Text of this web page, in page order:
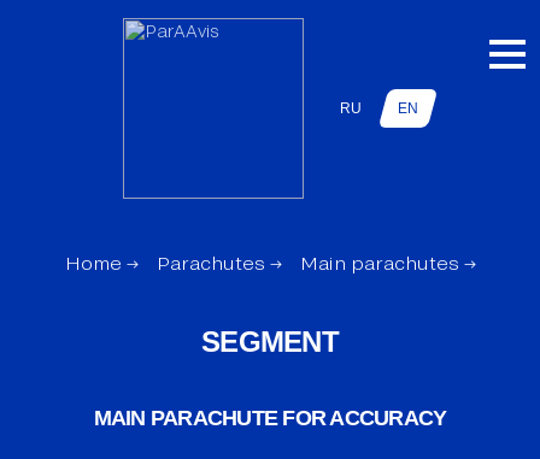
RU EN
Home → Parachutes → Main parachutes →
SEGMENT
MAIN PARACHUTE FOR ACCURACY